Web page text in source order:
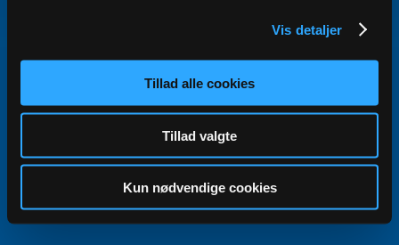
Vis detaljer
Tillad alle cookies
Tillad valgte
Kun nødvendige cookies